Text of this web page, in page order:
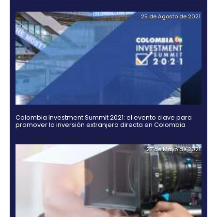
Rating agencies Moody's, Fitch and Standard &
ratify their confidence in Colombia
02 de